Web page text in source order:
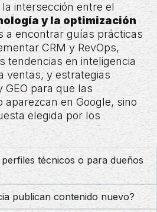
intersección entre el
y la optimización
a encontrar guías prácticas
CRM y RevOps,
tendencias en inteligencia
ventas, y estrategias
GEO para que las
aparezcan en Google, sino
elegida por los
técnicos o para dueños
publican contenido nuevo?